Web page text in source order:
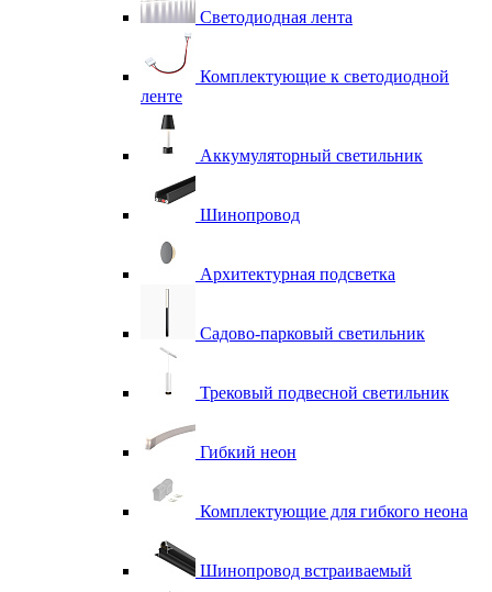
Светодиодная лента
Комплектующие к светодиодной
ленте
Аккумуляторный светильник
Шинопровод
Архитектурная подсветка
Садово-парковый светильник
Трековый подвесной светильник
Гибкий неон
Комплектующие для гибкого неона
Шинопровод встраиваемый